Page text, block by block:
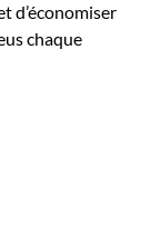
d’économiser
chaque